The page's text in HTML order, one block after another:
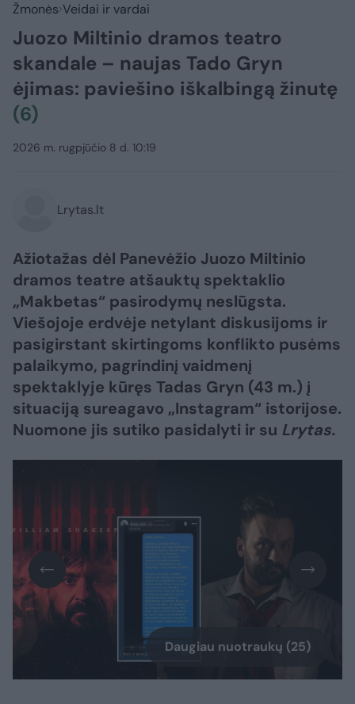
Žmonės Veidai ir vardai
Juozo Miltinio dramos teatro
skandale – naujas Tado Gryn
ėjimas: paviešino iškalbingą žinutę
(6)
2026 m. rugpjūčio 8 d. 10:19
Lrytas.lt
Ažiotažas dėl Panevėžio Juozo Miltinio
dramos teatre atšauktų spektaklio
„Makbetas“ pasirodymų neslūgsta.
Viešojoje erdvėje netylant diskusijoms ir
pasigirstant skirtingoms konflikto pusėms
palaikymo, pagrindinį vaidmenį
spektaklyje kūręs Tadas Gryn (43 m.) į
situaciją sureagavo „Instagram“ istorijose.
Nuomone jis sutiko pasidalyti ir su Lrytas.
Daugiau nuotraukų (25)